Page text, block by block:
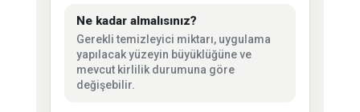
Ne kadar almalısınız?
Gerekli temizleyici miktarı, uygulama
yapılacak yüzeyin büyüklüğüne ve
mevcut kirlilik durumuna göre
değişebilir.